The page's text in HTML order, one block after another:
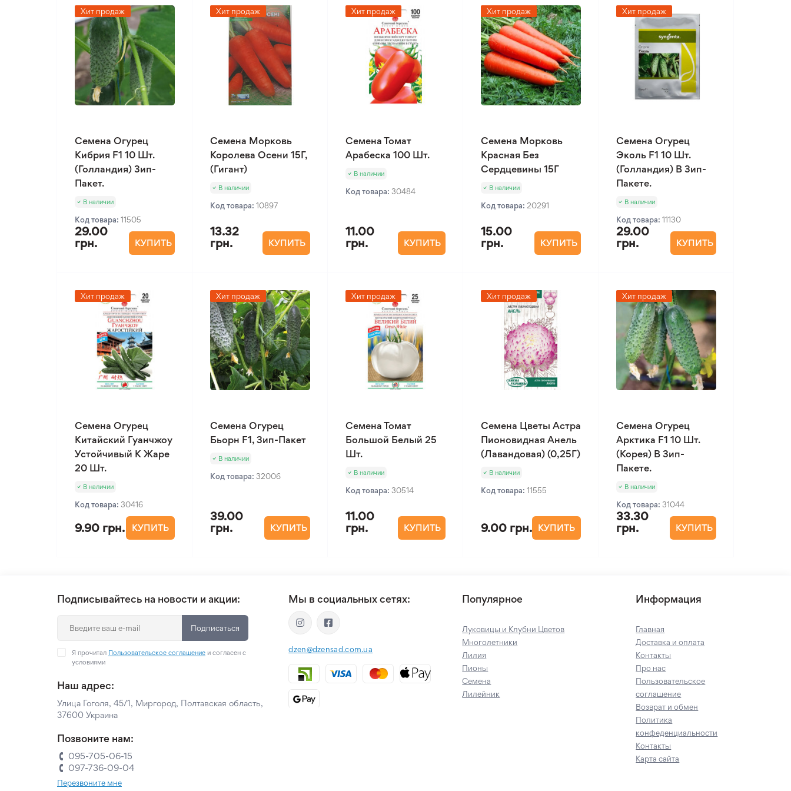
Хит продаж
Семена Огурец
Кибрия F1 10 Шт.
(Голландия) Зип-
Пакет.
В наличии
Код товара: 11505
29.00
грн.
КУПИТЬ
Хит продаж
Семена Морковь
Королева Осени 15Г,
(Гигант)
В наличии
Код товара: 10897
13.32
грн.
КУПИТЬ
Хит продаж
Семена Томат
Арабеска 100 Шт.
В наличии
Код товара: 30484
11.00
грн.
КУПИТЬ
Хит продаж
Семена Морковь
Красная Без
Сердцевины 15Г
В наличии
Код товара: 20291
15.00
грн.
КУПИТЬ
Хит продаж
Семена Огурец
Эколь F1 10 Шт.
(Голландия) В Зип-
Пакете.
В наличии
Код товара: 11130
29.00
грн.
КУПИТЬ
Хит продаж
Семена Огурец
Китайский Гуанчжоу
Устойчивый К Жаре
20 Шт.
В наличии
Код товара: 30416
9.90 грн. КУПИТЬ
Хит продаж
Семена Огурец
Бьорн F1, Зип-Пакет
В наличии
Код товара: 32006
39.00
грн.
КУПИТЬ
Хит продаж
Семена Томат
Большой Белый 25
Шт.
В наличии
Код товара: 30514
11.00
грн.
КУПИТЬ
Хит продаж
Семена Цветы Астра
Пионовидная Анель
(Лавандовая) (0,25Г)
В наличии
Код товара: 11555
9.00 грн. КУПИТЬ
Хит продаж
Семена Огурец
Арктика F1 10 Шт.
(Корея) В Зип-
Пакете.
В наличии
Код товара: 31044
33.30
грн.
КУПИТЬ
Подписывайтесь на новости и акции:
Подписаться
Я прочитал Пользовательское соглашение и согласен с
условиями
Наш адрес:
Улица Гоголя, 45/1, Миргород, Полтавская область,
37600 Украина
Позвоните нам:
095-705-06-15
097-736-09-04
Перезвоните мне
Мы в социальных сетях:
dzen@dzensad.com.ua
Популярное
Луковицы и Клубни Цветов
Многолетники
Лилия
Пионы
Семена
Лилейник
Информация
Главная
Доставка и оплата
Контакты
Про нас
Пользовательское
соглашение
Возврат и обмен
Политика
конфеденциальности
Контакты
Карта сайта